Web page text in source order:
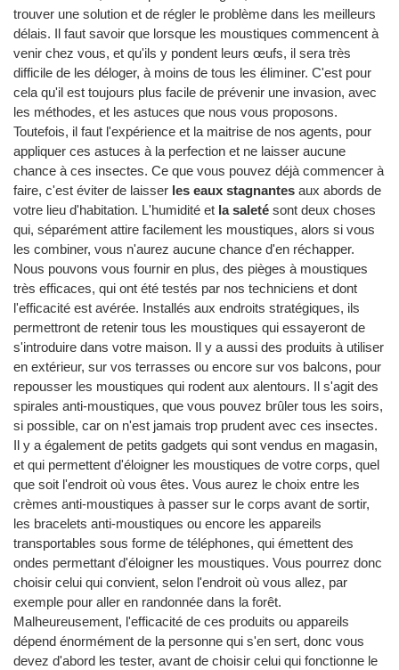
trouver une solution et de régler le problème dans les meilleurs
délais. Il faut savoir que lorsque les moustiques commencent à
venir chez vous, et qu'ils y pondent leurs œufs, il sera très
difficile de les déloger, à moins de tous les éliminer. C'est pour
cela qu'il est toujours plus facile de prévenir une invasion, avec
les méthodes, et les astuces que nous vous proposons.
Toutefois, il faut l'expérience et la maitrise de nos agents, pour
appliquer ces astuces à la perfection et ne laisser aucune
chance à ces insectes. Ce que vous pouvez déjà commencer à
faire, c'est éviter de laisser les eaux stagnantes aux abords de
votre lieu d'habitation. L'humidité et la saleté sont deux choses
qui, séparément attire facilement les moustiques, alors si vous
les combiner, vous n'aurez aucune chance d'en réchapper.
Nous pouvons vous fournir en plus, des pièges à moustiques
très efficaces, qui ont été testés par nos techniciens et dont
l'efficacité est avérée. Installés aux endroits stratégiques, ils
permettront de retenir tous les moustiques qui essayeront de
s'introduire dans votre maison. Il y a aussi des produits à utiliser
en extérieur, sur vos terrasses ou encore sur vos balcons, pour
repousser les moustiques qui rodent aux alentours. Il s'agit des
spirales anti-moustiques, que vous pouvez brûler tous les soirs,
si possible, car on n'est jamais trop prudent avec ces insectes.
Il y a également de petits gadgets qui sont vendus en magasin,
et qui permettent d'éloigner les moustiques de votre corps, quel
que soit l'endroit où vous êtes. Vous aurez le choix entre les
crèmes anti-moustiques à passer sur le corps avant de sortir,
les bracelets anti-moustiques ou encore les appareils
transportables sous forme de téléphones, qui émettent des
ondes permettant d'éloigner les moustiques. Vous pourrez donc
choisir celui qui convient, selon l'endroit où vous allez, par
exemple pour aller en randonnée dans la forêt.
Malheureusement, l'efficacité de ces produits ou appareils
dépend énormément de la personne qui s'en sert, donc vous
devez d'abord les tester, avant de choisir celui qui fonctionne le